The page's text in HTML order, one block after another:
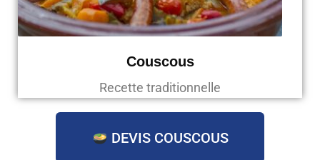
Couscous
Recette traditionnelle
DEVIS COUSCOUS